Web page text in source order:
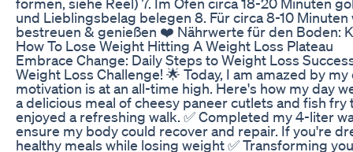
und Lieblingsbelag belegen 8. Für circa 8-10
bestreuen & genießen ❤️ Nährwerte für den Boden:
How To Lose Weight Hitting A Weight Loss Plateau
Embrace Change: Daily Steps to Weight Loss
Weight Loss Challenge! 🌟 Today, I am amazed by
motivation is at an all-time high. Here's how my day
a delicious meal of cheesy paneer cutlets and fish
enjoyed a refreshing walk. ✅ Completed my 4-liter
ensure my body could recover and repair. If you're
healthy meals while losing weight ✅ Transforming